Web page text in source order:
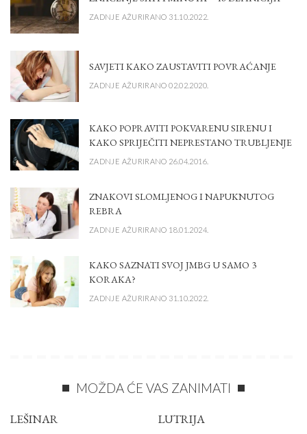
ZADNJE AŽURIRANO 31.10.2022.
SAVJETI KAKO ZAUSTAVITI POVRAĆANJE
ZADNJE AŽURIRANO 02.02.2020.
KAKO POPRAVITI POKVARENU SIRENU I
KAKO SPRIJEČITI NEPRESTANO TRUBLJENJE
ZADNJE AŽURIRANO 26.04.2016.
ZNAKOVI SLOMLJENOG I NAPUKNUTOG
REBRA
ZADNJE AŽURIRANO 18.01.2024.
KAKO SAZNATI SVOJ JMBG U SAMO 3
KORAKA?
ZADNJE AŽURIRANO 31.10.2022.
MOŽDA ĆE VAS ZANIMATI
LEŠINAR LUTRIJA